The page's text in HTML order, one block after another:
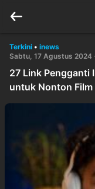
Terkini • inews
Sabtu, 17 Agustus 2024
27 Link Pengganti
untuk Nonton